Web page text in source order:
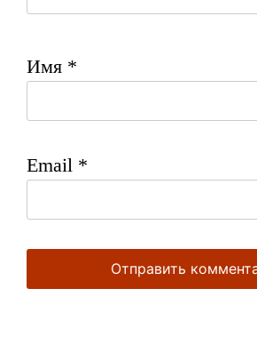
Имя *
Email *